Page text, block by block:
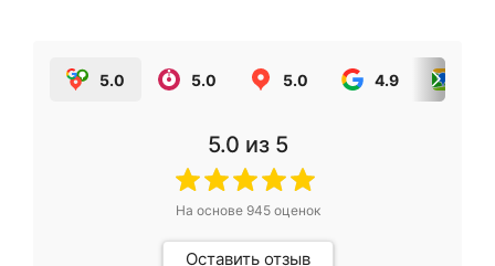
5.0 5.0 5.0 4.9
5.0 из 5
На основе 945оценок
Оставить отзыв